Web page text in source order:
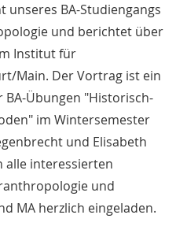
unseres BA-Studiengangs
und berichtet über
Institut für
Main. Der Vortrag ist ein
Übungen "Historisch-
im Wintersemester
und Elisabeth
alle interessierten
und
MA herzlich eingeladen.